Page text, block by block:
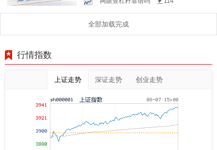
现财富增值
全部加载完成
行情指数
上证走势 深证走势 创业走势